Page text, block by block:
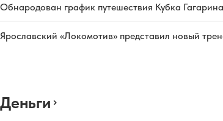
Обнародован график путешествия Кубка
Ярославский «Локомотив» представил новый
Деньги